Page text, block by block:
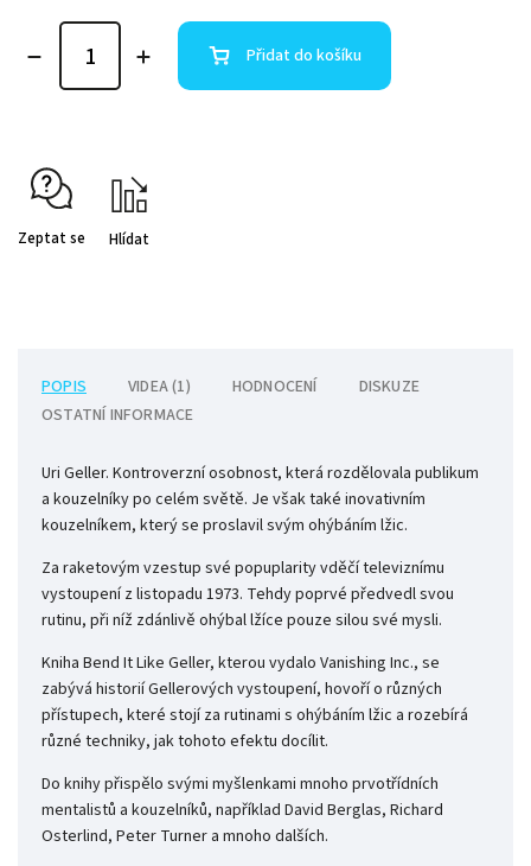
Přidat do košíku
Zeptat se Hlídat
POPIS VIDEA (1) HODNOCENÍ
DISKUZE
OSTATNÍ INFORMACE
Uri Geller. Kontroverzní osobnost, která rozdělovala publikum
a kouzelníky po celém světě. Je však také inovativním
kouzelníkem, který se proslavil svým ohýbáním lžic.
Za raketovým vzestup své popuplarity vděčí televiznímu
vystoupení z listopadu 1973. Tehdy poprvé předvedl svou
rutinu, při níž zdánlivě ohýbal lžíce pouze silou své mysli.
Kniha Bend It Like Geller, kterou vydalo Vanishing Inc., se
zabývá historií Gellerových vystoupení, hovoří o různých
přístupech, které stojí za rutinami s ohýbáním lžic a rozebírá
různé techniky, jak tohoto efektu docílit.
Do knihy přispělo svými myšlenkami mnoho prvotřídních
mentalistů a kouzelníků, například David Berglas, Richard
Osterlind, Peter Turner a mnoho dalších.